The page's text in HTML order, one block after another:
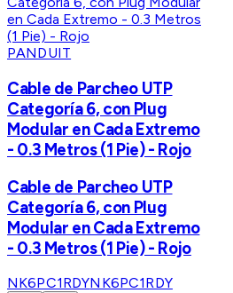
PANDUIT
Cable de Parcheo UTP
Categoría 6, con Plug
Modular en Cada Extremo
- 0.3 Metros (1 Pie) - Rojo
Cable de Parcheo UTP
Categoría 6, con Plug
Modular en Cada Extremo
- 0.3 Metros (1 Pie) - Rojo
NK6PC1RDYNK6PC1RDY